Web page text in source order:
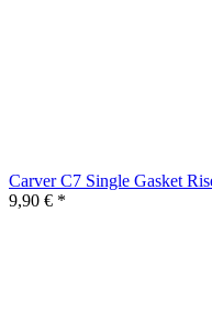
Carver C7 Single Gasket
9,90 € *